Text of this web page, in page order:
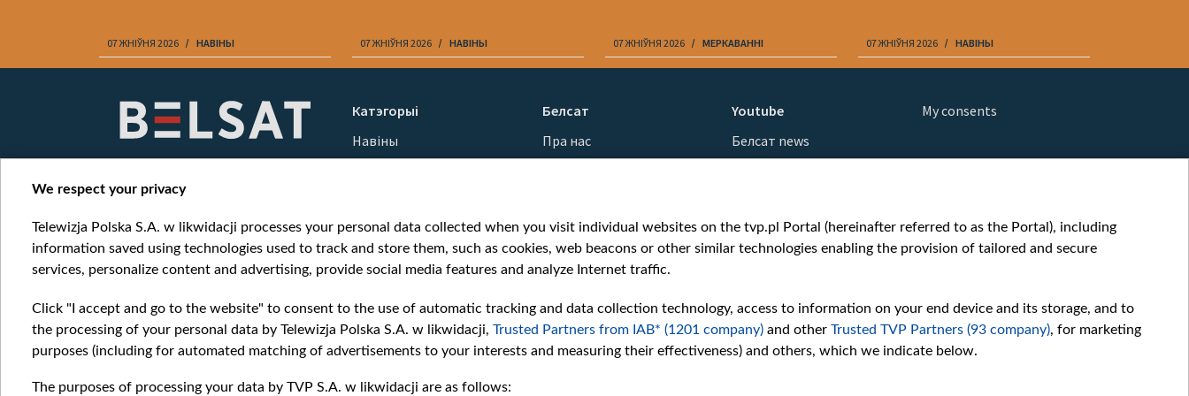
07 ЖНІЎНЯ 2026 НАВІНЫ 07 ЖНІЎНЯ 2026 НАВІНЫ 07 ЖНІЎНЯ 2026 МЕРКАВАННI 07 ЖНІЎНЯ 2026 НАВІНЫ
Катэгорыі
Навіны
Вайна
Белсат
Пра нас
Кантакты
Як нас глядзець
Узнагароды
Міжнародная супраца
Ціск з боку ўладаў
Беларусі
Як нас падтрымаць
Youtube
Белсат news
Белсат Shorts
Belsat English
Biełsat PL
Белсат History
Белсат Music
Белсат Doc
My consents
We respect your privacy
Telewizja Polska S.A. w likwidacji processes your personal data collected when you visit individual websites on the tvp.pl Portal (hereinafter referred to as the Portal), including
information saved using technologies used to track and store them, such as cookies, web beacons or other similar technologies enabling the provision of tailored and secure
services, personalize content and advertising, provide social media features and analyze Internet traffic.
Click "I accept and go to the website" to consent to the use of automatic tracking and data collection technology, access to information on your end device and its storage, and to
the processing of your personal data by Telewizja Polska S.A. w likwidacji, Trusted Partners from IAB* (1201 company) and other Trusted TVP Partners (93 company), for marketing
purposes (including for automated matching of advertisements to your interests and measuring their effectiveness) and others, which we indicate below.
The purposes of processing your data by TVP S.A. w likwidacji are as follows: